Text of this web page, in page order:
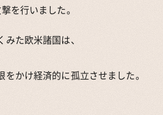
を行いました。
た欧米諸国は、
かけ経済的に孤立させました。